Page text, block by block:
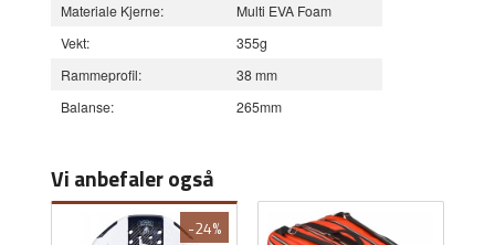
Materiale Kjerne:
Multi EVA Foam
Vekt:
355g
Rammeprofil:
38 mm
Balanse:
265mm
Vi anbefaler også
-24%